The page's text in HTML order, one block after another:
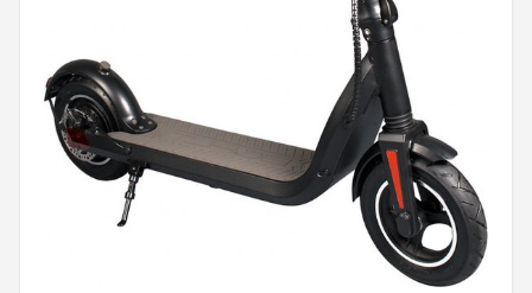
ABUS
AXA
New Looxs